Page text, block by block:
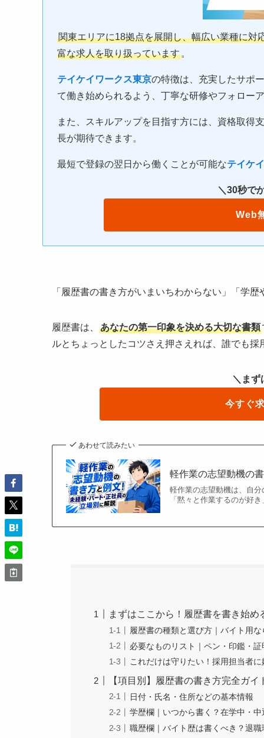
関東エリアに18拠点を展開し、幅広い業種に対
富な求人を取り扱っています 。
テイケイワークス東京の特徴は、充実したサポ
て働き始められるよう、丁寧な研修やフォロー
また、スキルアップを目指す方には、資格取得
長が期待できます。
最短で登録の翌日から働くことが可能なテイケ
＼30秒で
Web
「履歴書の書き方がいまいちわからない」「学
履歴書は、 あなたの第一印象を決める大切な書類
ルとちょっとしたコツさえ押さえれば、誰でも
＼まず
今すぐ
あわせて読みたい
軽作業の志望動機の
軽作業の志望動機は、自
「黙々と作業するのが好
まずはここから！履歴書を書き始め
履歴書の種類と選び方｜バイト用
必要なものリスト｜ペン・印鑑・
これだけは守りたい！採用担当者
【項目別】履歴書の書き方完全ガ
日付・氏名・住所などの基本情報
学歴欄｜いつから書く？在学中・
職歴欄｜バイト歴は書くべき？退